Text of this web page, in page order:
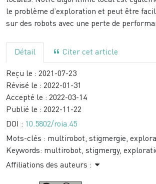
le problème d’exploration et peut être
sur des robots avec une perte de
Détail Citer cet article
Reçu le : 2021-07-23
Révisé le : 2022-01-31
Accepté le : 2022-03-14
Publié le : 2022-11-22
DOI : 10.5802/roia.45
Mots-clés : multirobot, stigmergie,
Keywords: multirobot, stigmergy,
Affiliations des auteurs :